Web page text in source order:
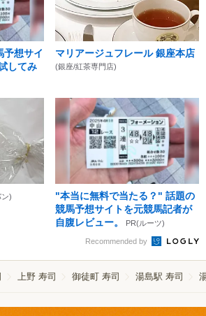
予想サイ
してみ
マリアージュフレール 銀座本店
(銀座/紅茶専門店)
)
"本当に無料で当たる？" 話題の
競馬予想サイトを元競馬記者が
自腹レビュー。
PR(ルーツ)
Recommended by
上野 寿司 御徒町 寿司 湯島駅 寿司